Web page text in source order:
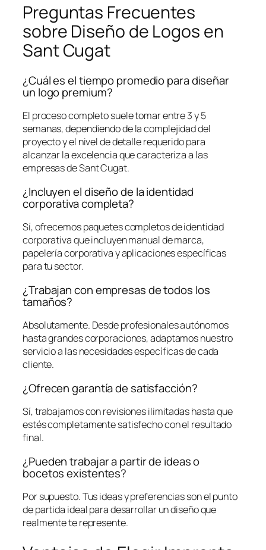
Preguntas Frecuentes
sobre Diseño de Logos en
Sant Cugat
¿Cuál es el tiempo promedio para diseñar
un logo premium?
El proceso completo suele tomar entre 3 y 5
semanas, dependiendo de la complejidad del
proyecto y el nivel de detalle requerido para
alcanzar la excelencia que caracteriza a las
empresas de Sant Cugat.
¿Incluyen el diseño de la identidad
corporativa completa?
Sí, ofrecemos paquetes completos de identidad
corporativa que incluyen manual de marca,
papelería corporativa y aplicaciones específicas
para tu sector.
¿Trabajan con empresas de todos los
tamaños?
Absolutamente. Desde profesionales autónomos
hasta grandes corporaciones, adaptamos nuestro
servicio a las necesidades específicas de cada
cliente.
¿Ofrecen garantía de satisfacción?
Sí, trabajamos con revisiones ilimitadas hasta que
estés completamente satisfecho con el resultado
final.
¿Pueden trabajar a partir de ideas o
bocetos existentes?
Por supuesto. Tus ideas y preferencias son el punto
de partida ideal para desarrollar un diseño que
realmente te represente.